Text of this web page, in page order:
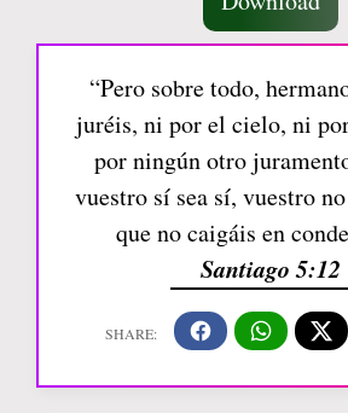
“Pero sobre todo,
juréis, ni por el cielo, ni
por ningún otro
vuestro sí sea sí, vuestro
que no caigáis en
Santiago 5:12